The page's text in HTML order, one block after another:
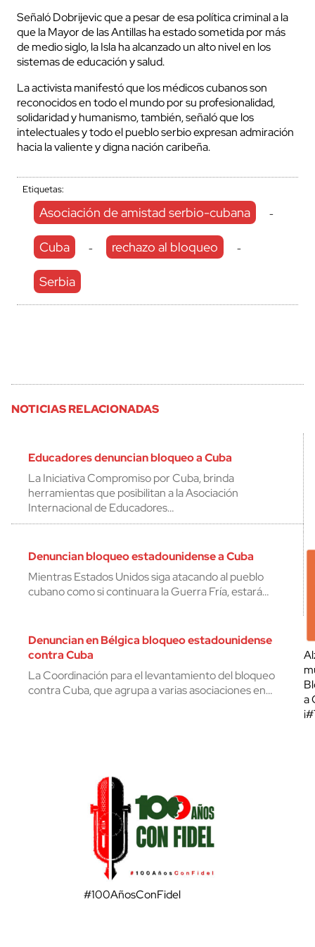
Señaló Dobrijevic que a pesar de esa política criminal a la
que la Mayor de las Antillas ha estado sometida por más
de medio siglo, la Isla ha alcanzado un alto nivel en los
sistemas de educación y salud.
La activista manifestó que los médicos cubanos son
reconocidos en todo el mundo por su profesionalidad,
solidaridad y humanismo, también, señaló que los
intelectuales y todo el pueblo serbio expresan admiración
hacia la valiente y digna nación caribeña.
Etiquetas:
Asociación de amistad serbio-cubana -
Cuba - rechazo al bloqueo -
Serbia
NOTICIAS RELACIONADAS
Educadores denuncian bloqueo a Cuba
La Iniciativa Compromiso por Cuba, brinda
herramientas que posibilitan a la Asociación
Internacional de Educadores…
Denuncian bloqueo estadounidense a Cuba
Mientras Estados Unidos siga atacando al pueblo
cubano como si continuara la Guerra Fría, estará…
Denuncian en Bélgica bloqueo estadounidense
contra Cuba
La Coordinación para el levantamiento del bloqueo
contra Cuba, que agrupa a varias asociaciones en…
a
#100AñosConFidel